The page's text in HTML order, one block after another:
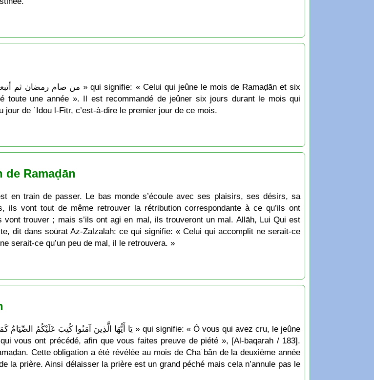
toute une année ». Il est recommandé de jeûner six jours durant le mois qui
de ʿIdou l-Fiṭr, c’est-à-dire le premier jour de ce mois.
de Ramaḍān
en train de passer. Le bas monde s’écoule avec ses plaisirs, ses désirs, sa
vont tout de même retrouver la rétribution correspondante à ce qu’ils ont
trouver ; mais s’ils ont agi en mal, ils trouveront un mal. Allāh, Lui Qui est
dit dans soūrat Az-Zalzalah: ce qui signifie: « Celui qui accomplit ne serait-ce
serait-ce qu’un peu de mal, il le retrouvera. »
vous ont précédé, afin que vous faites preuve de piété », [Al-baqarah / 183].
Cette obligation a été révélée au mois de Chaʿbân de la deuxième année
la prière. Ainsi délaisser la prière est un grand péché mais cela n’annule pas le